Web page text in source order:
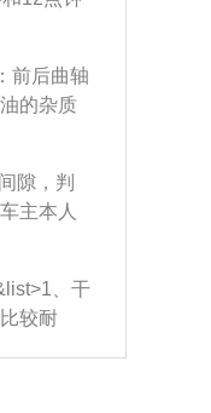
然后将
塞的东
多引起
在草酸
清洗剂
车辆启
燃烧
让三元
情况就
手握住
相同的
复练
在真实
好方
前后曲轴
的杂质
封效果
、
与缸体
室中，
。使用
机油现
动性，
隙，判
主本人
厂或4s
罩破
半轴磨
产生异
和球头
、干
较耐